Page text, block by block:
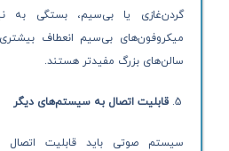
گردن‌غازی یا بی‌سیم، بستگی به
میکروفون‌های بی‌سیم انعطاف بیشتری
سالن‌های بزرگ مفیدتر هستند.
قابلیت اتصال به سیستم‌های دیگر
سیستم صوتی باید قابلیت اتصال